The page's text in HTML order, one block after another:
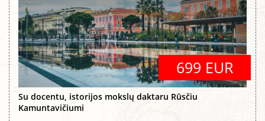
699 EUR
Su docentu, istorijos mokslų daktaru Rūsčiu
Kamuntavičiumi